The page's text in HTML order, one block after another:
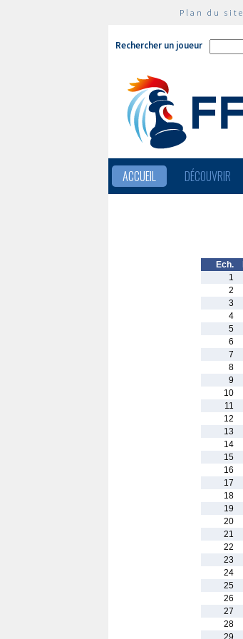
Plan du site
Rechercher un joueur
ACCUEIL DÉCOUVRIR
Ech.
1
2
3
4
5
6
7
8
9
10
11
12
13
14
15
16
17
18
19
20
21
22
23
24
25
26
27
28
29